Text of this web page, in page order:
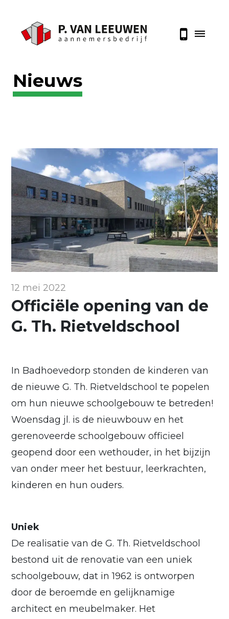
Nieuws
12 mei 2022
Officiële opening van de
G. Th. Rietveldschool
In Badhoevedorp stonden de kinderen van
de nieuwe G. Th. Rietveldschool te popelen
om hun nieuwe schoolgebouw te betreden!
Woensdag jl. is de nieuwbouw en het
gerenoveerde schoolgebouw officieel
geopend door een wethouder, in het bijzijn
van onder meer het bestuur, leerkrachten,
kinderen en hun ouders.
Uniek
De realisatie van de G. Th. Rietveldschool
bestond uit de renovatie van een uniek
schoolgebouw, dat in 1962 is ontworpen
door de beroemde en gelijknamige
architect en meubelmaker. Het